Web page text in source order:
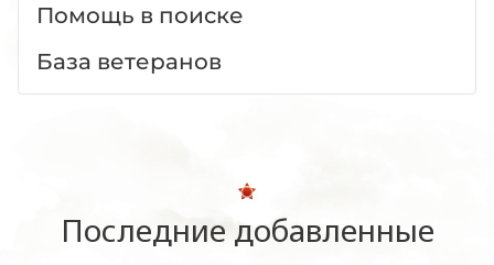
Помощь в поиске
База ветеранов
Последние добавленные